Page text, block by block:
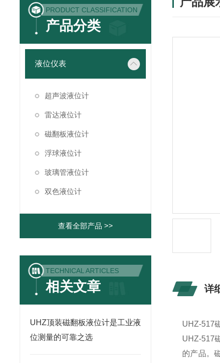
PRODUCT CLASSIFICATION
产品分类
液位仪表
超声波液位计
雷达液位计
磁翻板液位计
浮球液位计
玻璃管液位计
双色液位计
查看全部产品 >>
TECHNICAL ARTICLES
相关文章
UHZ顶装磁翻板液位计是工业液
位测量的可靠之选
详
UHZ-517
UHZ-517
的产品。